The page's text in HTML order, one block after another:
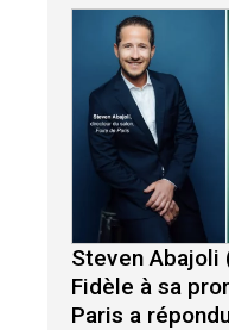
Steven Abajoli
Fidèle à sa
Paris a